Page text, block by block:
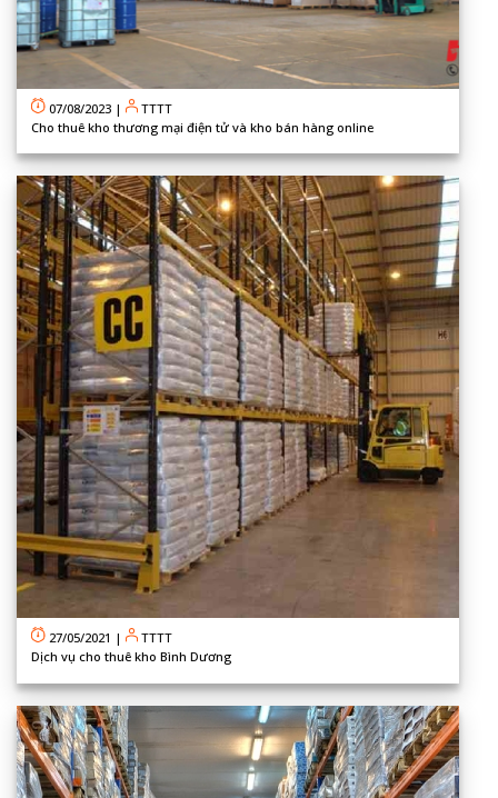
07/08/2023 |
TTTT
Cho thuê kho thương mại điện tử và kho bán hàng online
27/05/2021 |
TTTT
Dịch vụ cho thuê kho Bình Dương